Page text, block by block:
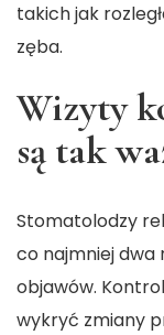
takich jak
zęba.
Wizyty
są tak
Stomatolodzy
co najmniej dwa
objawów.
wykryć zmiany